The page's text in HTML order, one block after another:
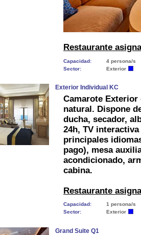
Restaurante
Capacidad:
4 persona/s
Sector:
Exterior
Exterior Individual KC
Camarote
natural. Dispone
ducha, secador,
24h, TV
principales
pago), mesa
acondicionado,
cabina.
Restaurante
Capacidad:
1 persona/s
Sector:
Exterior
Grand Suite Q1